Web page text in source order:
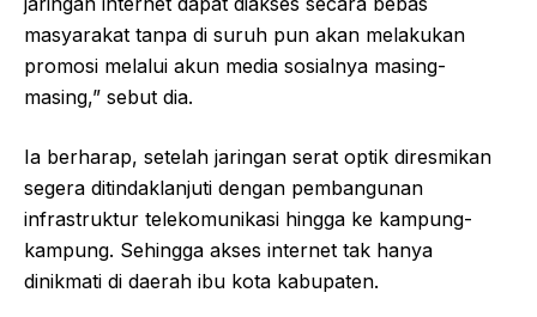
masyarakat tanpa di suruh pun akan melakukan
promosi melalui akun media sosialnya masing-
masing,” sebut dia.
Ia berharap, setelah jaringan serat optik diresmikan
segera ditindaklanjuti dengan pembangunan
infrastruktur telekomunikasi hingga ke kampung-
kampung. Sehingga akses internet tak hanya
dinikmati di daerah ibu kota kabupaten.